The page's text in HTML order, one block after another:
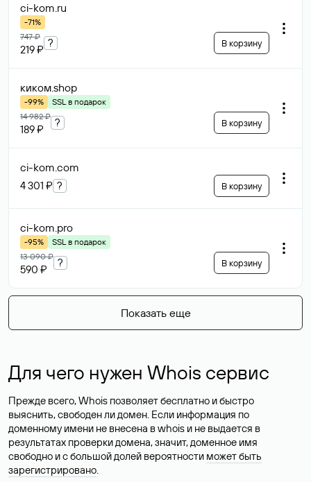
ci-kom.ru
-71%
747 ₽
219 ₽
? В корзину
киком.shop
-99%
SSL в подарок
14 982 ₽
189 ₽
? В корзину
ci-kom.com
4 301 ₽ ? В корзину
ci-kom.pro
-95%
SSL в подарок
13 090 ₽
590 ₽
? В корзину
Показать еще
Для чего нужен Whois сервис
Прежде всего, Whois позволяет бесплатно и быстро
выяснить, свободен ли домен. Если информация по
доменному имени не внесена в whois и не выдается в
результатах проверки домена, значит, доменное имя
свободно и с большой долей вероятности может быть
зарегистрировано.